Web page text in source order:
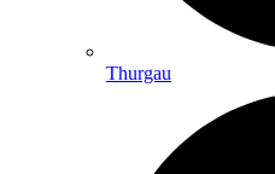
Thurgau